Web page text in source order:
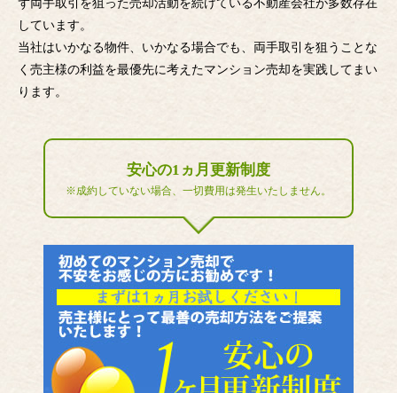
ず両手取引を狙った売却活動を続けている不動産会社が多数存在
しています。
当社はいかなる物件、いかなる場合でも、両手取引を狙うことな
く売主様の利益を最優先に考えたマンション売却を実践してまい
ります。
安心の1ヵ月更新制度
※成約していない場合、一切費用は発生いたしません。